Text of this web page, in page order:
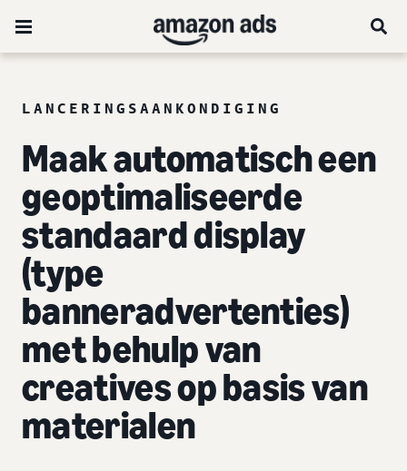
LANCERINGSAANKONDIGING
Maak automatisch een
geoptimaliseerde
standaard display
(type
banneradvertenties)
met behulp van
creatives op basis van
materialen